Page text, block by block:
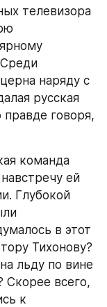
телевизора
наряду с
русская
говоря,
команда
ей
Глубокой
в этот
Тихонову?
льду по вине
Скорее всего,
к